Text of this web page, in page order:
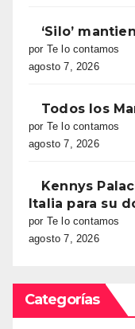
‘Silo’
por Te lo contamos
agosto 7, 2026
Todos los
por Te lo contamos
agosto 7, 2026
Kennys
Italia para su
por Te lo contamos
agosto 7, 2026
Categorías